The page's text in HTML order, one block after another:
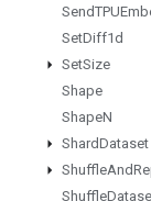
Send
SetDiff1d
SetSize
Shape
ShapeN
ShardDataset
ShuffleAnd
Shuffle